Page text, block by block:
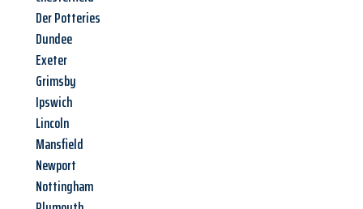
Der Potteries
Dundee
Exeter
Grimsby
Ipswich
Lincoln
Mansfield
Newport
Nottingham